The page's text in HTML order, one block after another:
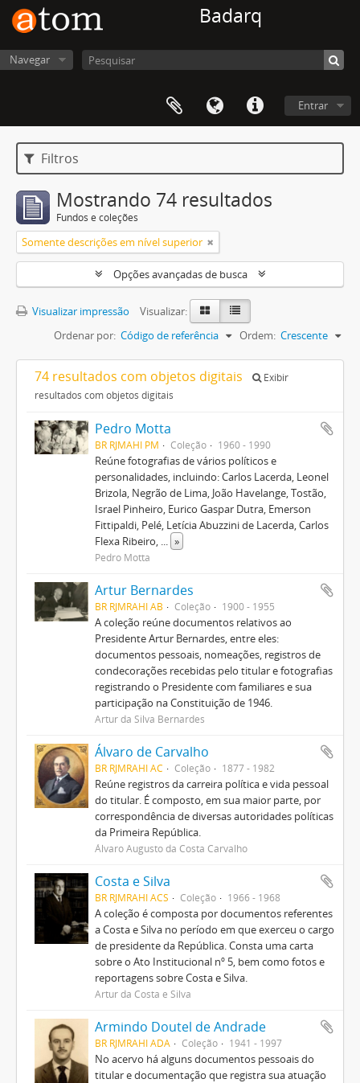
Badarq
Navegar
Entrar
Filtros
Mostrando 74 resultados
Fundos e coleções
Somente descrições em nível superior
Opções avançadas de busca
Visualizar impressão
Visualizar:
Ordenar por: Código de referência Ordem: Crescente
74 resultados com objetos digitais
Exibir
resultados com objetos digitais
Pedro Motta
BR RJMAHI PM Coleção 1960 - 1990
Reúne fotografias de vários políticos e
personalidades, incluindo: Carlos Lacerda, Leonel
Brizola, Negrão de Lima, João Havelange, Tostão,
Israel Pinheiro, Eurico Gaspar Dutra, Emerson
Fittipaldi, Pelé, Letícia Abuzzini de Lacerda, Carlos
Flexa Ribeiro, ... »
Pedro Motta
Artur Bernardes
BR RJMRAHI AB Coleção 1900 - 1955
A coleção reúne documentos relativos ao
Presidente Artur Bernardes, entre eles:
documentos pessoais, nomeações, registros de
condecorações recebidas pelo titular e fotografias
registrando o Presidente com familiares e sua
participação na Constituição de 1946.
Artur da Silva Bernardes
Álvaro de Carvalho
BR RJMRAHI AC Coleção 1877 - 1982
Reúne registros da carreira política e vida pessoal
do titular. É composto, em sua maior parte, por
correspondência de diversas autoridades políticas
da Primeira República.
Álvaro Augusto da Costa Carvalho
Costa e Silva
BR RJMRAHI ACS Coleção 1966 - 1968
A coleção é composta por documentos referentes
a Costa e Silva no período em que exerceu o cargo
de presidente da República. Consta uma carta
sobre o Ato Institucional nº 5, bem como fotos e
reportagens sobre Costa e Silva.
Artur da Costa e Silva
Armindo Doutel de Andrade
BR RJMRAHI ADA Coleção 1941 - 1997
No acervo há alguns documentos pessoais do
titular e documentação que registra sua atuação